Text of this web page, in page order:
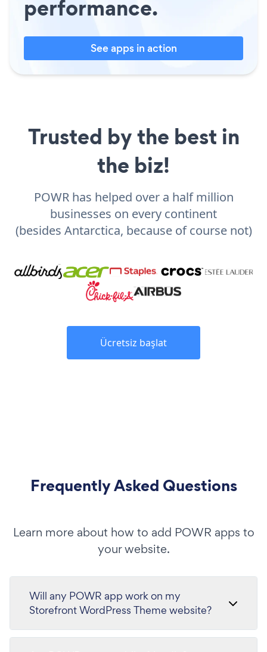
performance.
See apps in action
Trusted by the best in
the biz!
POWR has helped over a half million
businesses on every continent
(besides Antarctica, because of course not)
Ücretsiz başlat
Frequently Asked Questions
Learn more about how to add POWR apps to
your website.
Will any POWR app work on my
Storefront WordPress Theme website?